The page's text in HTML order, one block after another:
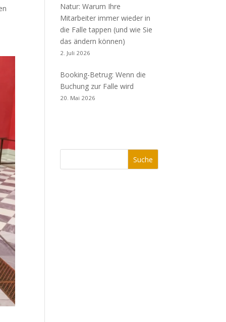
Natur: Warum Ihre
Mitarbeiter immer wieder in
die Falle tappen (und wie Sie
das ändern können)
2. Juli 2026
Booking-Betrug: Wenn die
Buchung zur Falle wird
20. Mai 2026
Suche